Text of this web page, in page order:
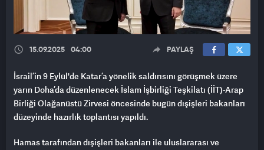
15.09.2025 04:00 PAYLAŞ
İsrail’in 9 Eylül'de Katar’a yönelik saldırısını görüşmek üzere
yarın Doha’da düzenlenecek İslam İşbirliği Teşkilatı (İİT)-Arap
Birliği Olağanüstü Zirvesi öncesinde bugün dışişleri bakanları
düzeyinde hazırlık toplantısı yapıldı.
Hamas tarafından dışişleri bakanları ile uluslararası ve